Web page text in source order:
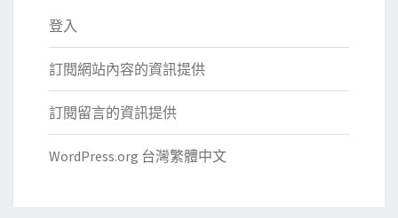
登入
訂閱網站內容的資訊提供
訂閱留言的資訊提供
WordPress.org 台灣繁體中文